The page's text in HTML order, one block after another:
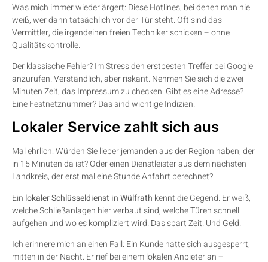
Was mich immer wieder ärgert: Diese Hotlines, bei denen man nie
weiß, wer dann tatsächlich vor der Tür steht. Oft sind das
Vermittler, die irgendeinen freien Techniker schicken – ohne
Qualitätskontrolle.
Der klassische Fehler? Im Stress den erstbesten Treffer bei Google
anzurufen. Verständlich, aber riskant. Nehmen Sie sich die zwei
Minuten Zeit, das Impressum zu checken. Gibt es eine Adresse?
Eine Festnetznummer? Das sind wichtige Indizien.
Lokaler Service zahlt sich aus
Mal ehrlich: Würden Sie lieber jemanden aus der Region haben, der
in 15 Minuten da ist? Oder einen Dienstleister aus dem nächsten
Landkreis, der erst mal eine Stunde Anfahrt berechnet?
Ein lokaler Schlüsseldienst in Wülfrath kennt die Gegend. Er weiß,
welche Schließanlagen hier verbaut sind, welche Türen schnell
aufgehen und wo es kompliziert wird. Das spart Zeit. Und Geld.
Ich erinnere mich an einen Fall: Ein Kunde hatte sich ausgesperrt,
mitten in der Nacht. Er rief bei einem lokalen Anbieter an –